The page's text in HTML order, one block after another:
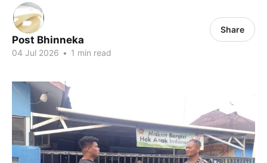
Post Bhinneka
04 Jul 2026 • 1 min read
Share